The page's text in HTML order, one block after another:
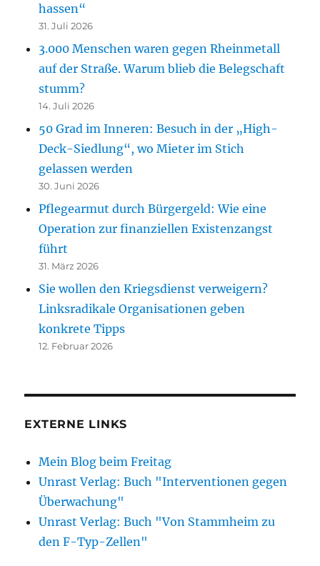
hassen“
31. Juli 2026
3.000 Menschen waren gegen Rheinmetall
auf der Straße. Warum blieb die Belegschaft
stumm?
14. Juli 2026
50 Grad im Inneren: Besuch in der „High-
Deck-Siedlung“, wo Mieter im Stich
gelassen werden
30. Juni 2026
Pflegearmut durch Bürgergeld: Wie eine
Operation zur finanziellen Existenzangst
führt
31. März 2026
Sie wollen den Kriegsdienst verweigern?
Linksradikale Organisationen geben
konkrete Tipps
12. Februar 2026
EXTERNE LINKS
Mein Blog beim Freitag
Unrast Verlag: Buch "Interventionen gegen
Überwachung"
Unrast Verlag: Buch "Von Stammheim zu
den F-Typ-Zellen"